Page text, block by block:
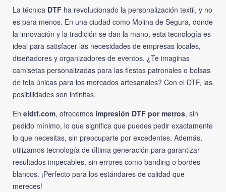
La técnica DTF ha revolucionado la personalización textil, y no
es para menos. En una ciudad como Molina de Segura, donde
la innovación y la tradición se dan la mano, esta tecnología es
ideal para satisfacer las necesidades de empresas locales,
diseñadores y organizadores de eventos. ¿Te imaginas
camisetas personalizadas para las fiestas patronales o bolsas
de tela únicas para los mercados artesanales? Con el DTF, las
posibilidades son infinitas.
En eldtf.com, ofrecemos impresión DTF por metros, sin
pedido mínimo, lo que significa que puedes pedir exactamente
lo que necesitas, sin preocuparte por excedentes. Además,
utilizamos tecnología de última generación para garantizar
resultados impecables, sin errores como banding o bordes
blancos. ¡Perfecto para los estándares de calidad que
mereces!